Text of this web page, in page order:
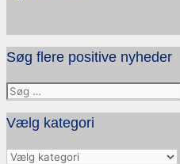
Søg flere positive nyheder
Søg
efter:
Vælg kategori
Vælg